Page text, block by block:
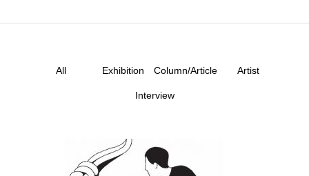
All Exhibition Column/Article Artist
Interview